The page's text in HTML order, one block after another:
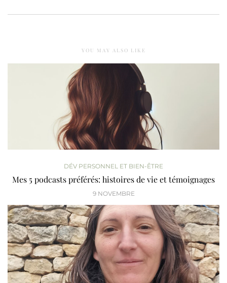
YOU MAY ALSO LIKE
DÉV PERSONNEL ET BIEN-ÊTRE
Mes 5 podcasts préférés: histoires de vie et témoignages
9 NOVEMBRE